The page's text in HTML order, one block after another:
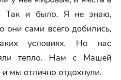
Так и было. Я не знаю,
они сами всего добились,
условиях. Но нас
тепло. Нам с Машей
мы отлично отдохнули.